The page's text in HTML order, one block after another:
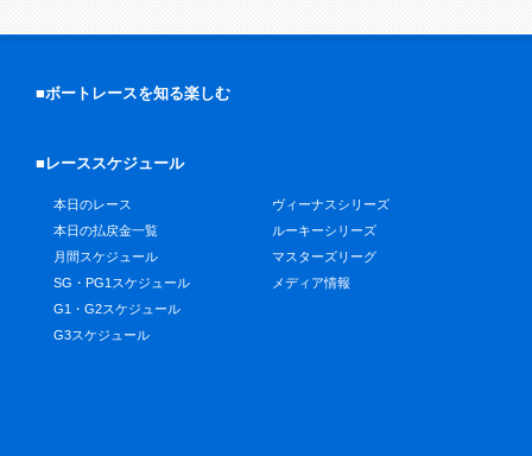
■ボートレースを知る楽しむ
■レーススケジュール
本日のレース
本日の払戻金一覧
月間スケジュール
SG・PG1スケジュール
G1・G2スケジュール
G3スケジュール
ヴィーナスシリーズ
ルーキーシリーズ
マスターズリーグ
メディア情報